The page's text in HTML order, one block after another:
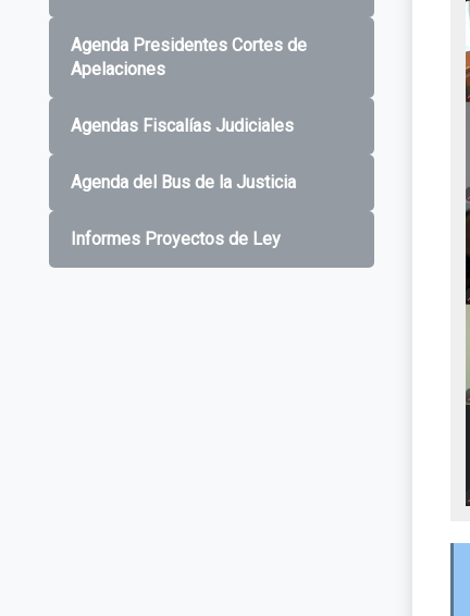
Agenda Presidentes Cortes de
Apelaciones
Agendas Fiscalías Judiciales
Agenda del Bus de la Justicia
Informes Proyectos de Ley